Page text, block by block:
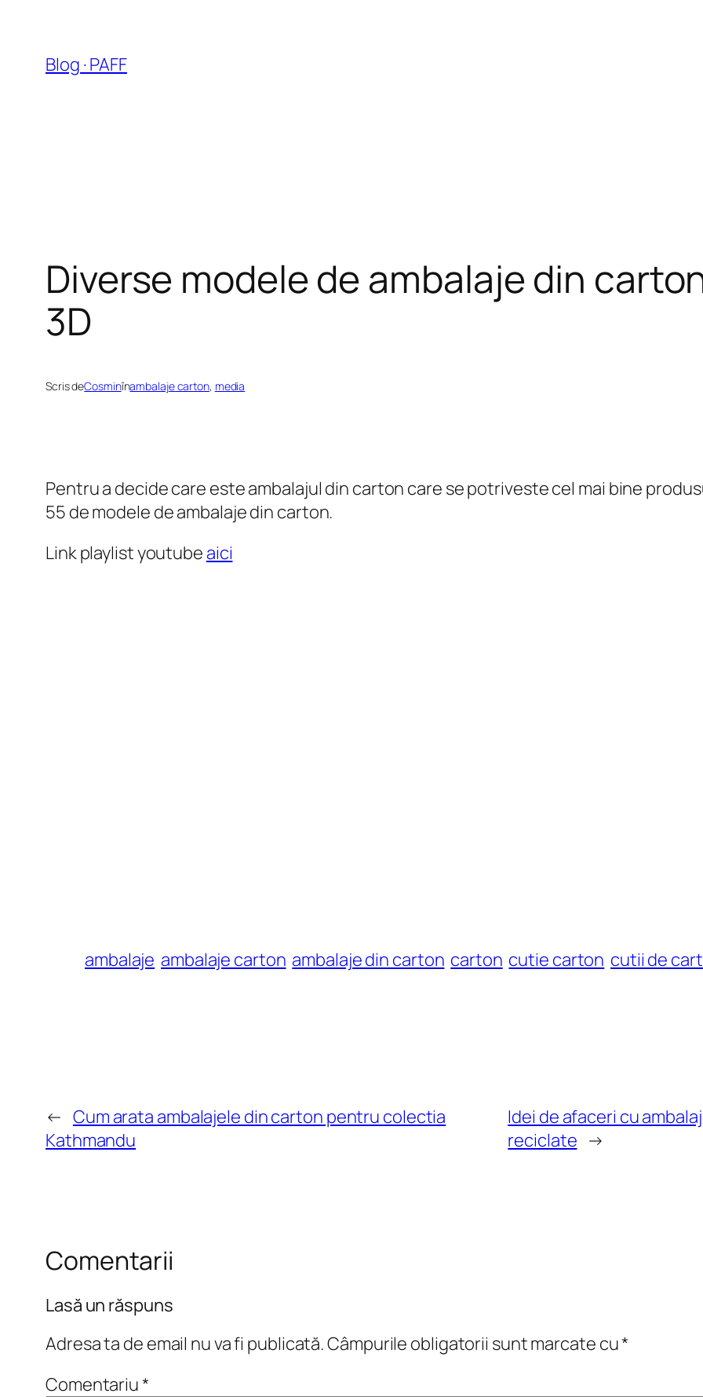
conținutBlog · PAFF
Diverse modele de ambalaje din
3D
Scris deCosminînambalaje carton, media
Pentru a decide care este ambalajul din carton care se potriveste cel mai bine
55 de modele de ambalaje din carton.
Link playlist youtube aici
ambalaje ambalaje carton ambalaje din carton carton cutie carton cutii de
← Cum arata ambalajele din carton pentru colectia
Kathmandu
Idei de afaceri cu
reciclate →
Comentarii
Lasă un răspuns
Adresa ta de email nu va fi publicată.Câmpurile obligatorii sunt marcate cu*
Comentariu*